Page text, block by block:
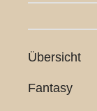
Übersicht
Fantasy